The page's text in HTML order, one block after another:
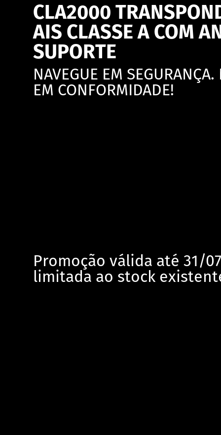
CLA2000
AIS CLASSE A COM
SUPORTE
NAVEGUE EM SEGURANÇA.
EM CONFORMIDADE!
Promoção válida até 31/
limitada ao stock